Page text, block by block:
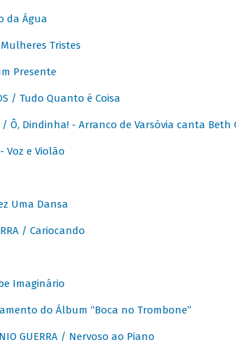
da Água
Tristes
Presente
/ Tudo Quanto é Coisa
/ Ô, Dindinha! - Arranco de Varsóvia canta
Voz e Violão
Uma Dansa
/ Cariocando
Imaginário
do Álbum “Boca no Trombone”
GUERRA / Nervoso ao Piano